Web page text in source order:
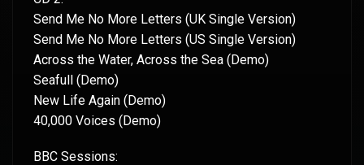
Send Me No More Letters (UK Single Version)
Send Me No More Letters (US Single Version)
Across the Water, Across the Sea (Demo)
Seafull (Demo)
New Life Again (Demo)
40,000 Voices (Demo)
BBC Sessions: